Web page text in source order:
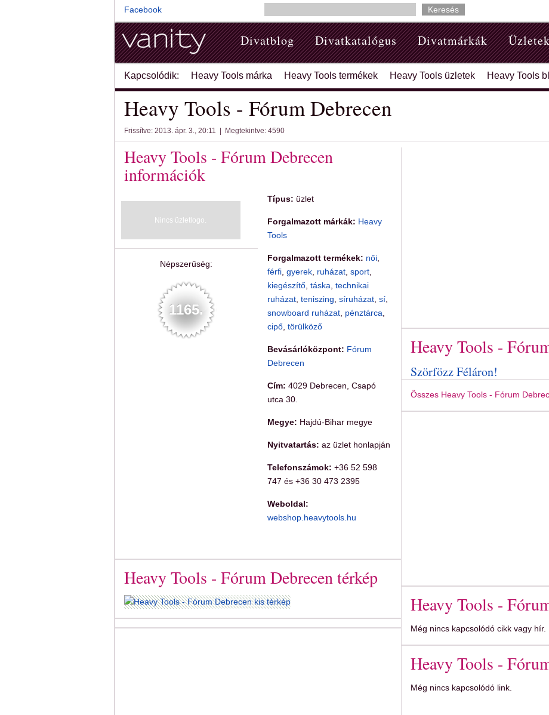
Facebook
Divatblog Divatkatalógus Divatmárkák
Kapcsolódik: Heavy Tools márka Heavy Tools termékek Heavy Tools üzletek Heavy Tools
Heavy Tools - Fórum Debrecen
Frissítve: 2013. ápr. 3., 20:11 | Megtekintve: 4590
Heavy Tools - Fórum Debrecen
információk
Nincs üzletlogo.
Népszerűség:
1165.
Típus: üzlet
Forgalmazott márkák: Heavy
Tools
Forgalmazott termékek: női,
férfi, gyerek, ruházat, sport,
kiegészítő, táska technikai
ruházat, teniszing síruházat, sí,
snowboard ruházat, pénztárca
cipő, törülköző
Bevásárlóközpont: Fórum
Debrecen
Cím: 4029 Debrecen, Csapó
utca 30.
Megye: Hajdú-Bihar megye
Nyitvatartás: az üzlet honlapján
Telefonszámok: +36 52 598
747 és +36 30 473 2395
Weboldal:
webshop.heavytools.hu
Heavy Tools - Fórum Debrecen térkép
Heavy Tools -
Szörfözz Féláron!
Összes Heavy Tools - Fórum
Heavy Tools -
Még nincs kapcsolódó cikk vagy hír.
Heavy Tools -
Még nincs kapcsolódó link.